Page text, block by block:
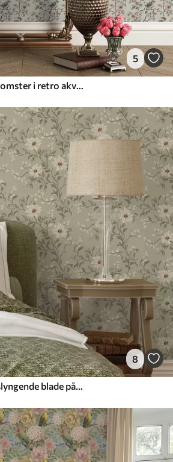
5
Fugle på grene med blomster i retro akvarel-stil
8
Hvide blomster med slyngende blade på lys baggrund